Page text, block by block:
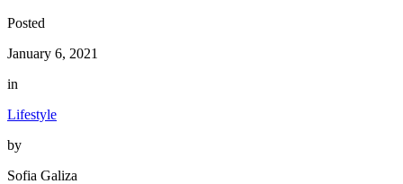
Posted
January 6, 2021
in
Lifestyle
by
Sofia Galiza